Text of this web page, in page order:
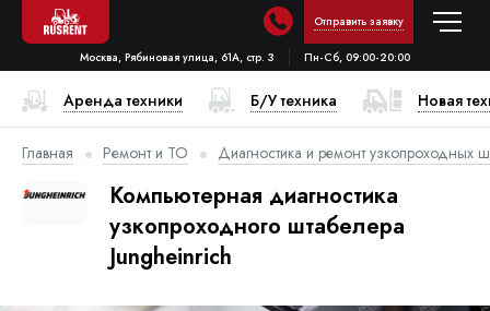
Отправить заявку
Москва, Рябиновая улица, 61А, стр. 3 Пн-Сб, 09:00-20:00
Аренда техники Б/У техника Новая
Главная Ремонт и ТО Диагностика и ремонт узкопроходных
Компьютерная диагностика
узкопроходного штабелера
Jungheinrich